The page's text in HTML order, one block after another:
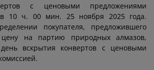
с ценовыми предложениями
в 10 ч. 00 мин. 25 ноября 2025 года.
покупателя, предложившего
на партию природных алмазов,
вскрытия конвертов с ценовыми